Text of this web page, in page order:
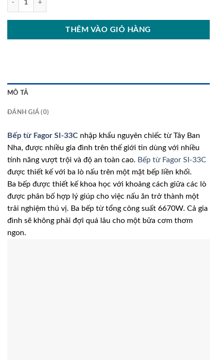
THÊM VÀO GIỎ HÀNG
MÔ TẢ
ĐÁNH GIÁ (0)
Bếp từ Fagor SI-33C nhập khẩu nguyên chiếc từ Tây Ban
Nha, được nhiều gia đình trên thế giới tin dùng với nhiều
tính năng vượt trội và độ an toàn cao. Bếp từ Fagor SI-33C
được thiết kế với ba lò nấu trên một mặt bếp liền khối.
Ba bếp được thiết kế khoa học với khoảng cách giữa các lò
được phân bố hợp lý giúp cho việc nấu ăn trở thành một
trải nghiệm thú vị. Ba bếp từ tổng công suất 6670W. Cả gia
đình sẽ không phải đợi quá lâu cho một bữa cơm thơm
ngon.